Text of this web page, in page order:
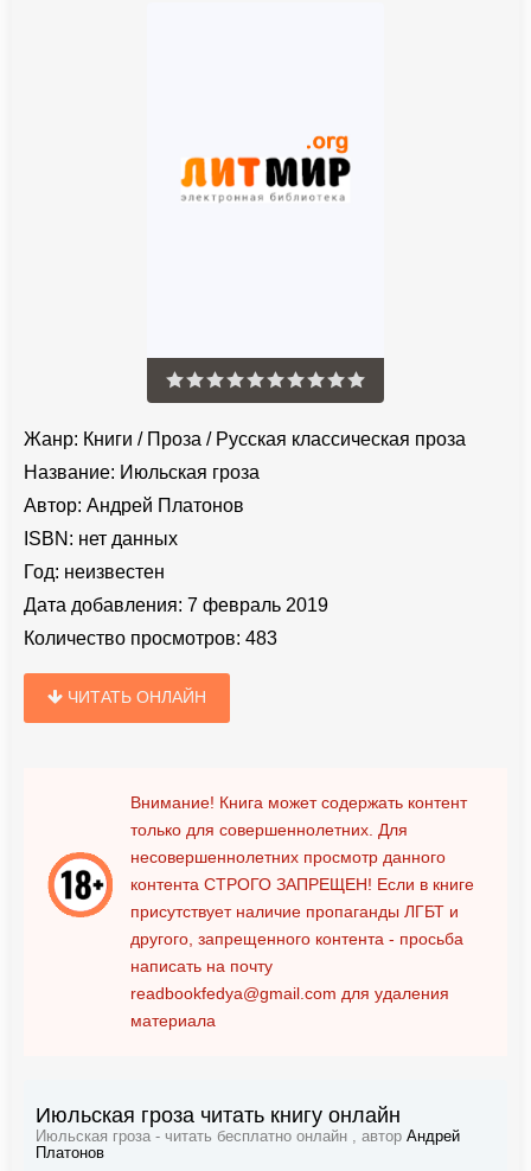
Жанр: Книги / Проза / Русская классическая проза
Название: Июльская гроза
Автор: Андрей Платонов
ISBN: нет данных
Год: неизвестен
Дата добавления: 7 февраль 2019
Количество просмотров: 483
ЧИТАТЬ ОНЛАЙН
Внимание! Книга может содержать контент
только для совершеннолетних. Для
несовершеннолетних просмотр данного
контента СТРОГО ЗАПРЕЩЕН! Если в книге
присутствует наличие пропаганды ЛГБТ и
другого, запрещенного контента - просьба
написать на почту
readbookfedya@gmail.com для удаления
материала
Июльская гроза читать книгу онлайн
Июльская гроза - читать бесплатно онлайн , автор Андрей
Платонов